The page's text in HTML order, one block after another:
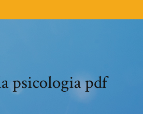
psicologia pdf